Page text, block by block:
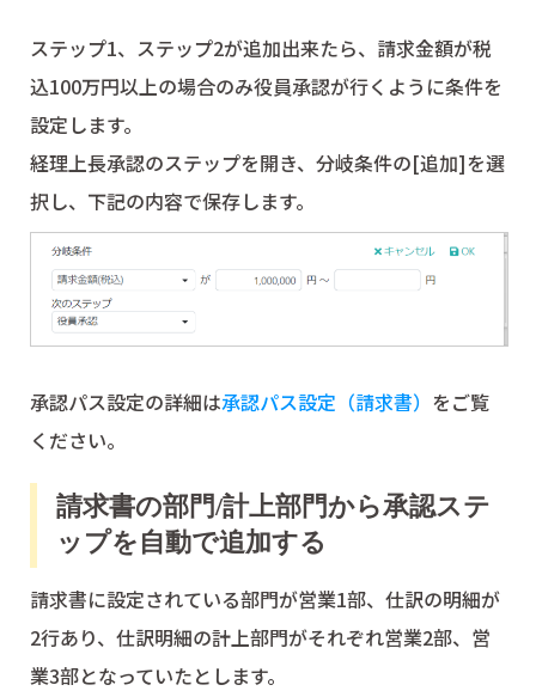
ステップ1、ステップ2が追加出来たら、請求金額が税
込100万円以上の場合のみ役員承認が行くように条件を
設定します。
経理上長承認のステップを開き、分岐条件の[追加]を選
択し、下記の内容で保存します。
承認パス設定の詳細は承認パス設定（請求書） をご覧
ください。
請求書の部門/計上部門から承認ステ
ップを自動で追加する
請求書に設定されている部門が営業1部、仕訳の明細が
2行あり、仕訳明細の計上部門がそれぞれ営業2部、営
業3部となっていたとします。